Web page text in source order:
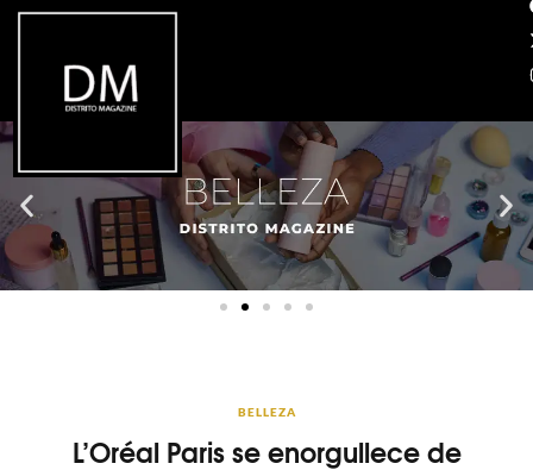
BELLEZA
L’Oréal Paris se enorgullece de